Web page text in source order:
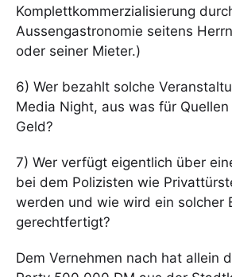
Komplettkommerzialisierung
Aussengastronomie seitens
oder seiner Mieter.)
6) Wer bezahlt solche
Media Night, aus was für
Geld?
7) Wer verfügt eigentlich über
bei dem Polizisten wie
werden und wie wird ein solcher
gerechtfertigt?
Dem Vernehmen nach hat allein